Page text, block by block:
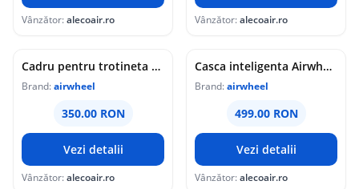
Vânzător:alecoair.ro Vânzător:alecoair.ro
Cadru pentru trotineta electrica Z5
Brand:airwheel
350.00 RON
Vezi detalii
Vânzător:alecoair.ro
Casca inteligenta Airwheel C5XL inregistrare video conectare Bluetooth Wi-Fi Orange
Brand:airwheel
499.00 RON
Vezi detalii
Vânzător:alecoair.ro